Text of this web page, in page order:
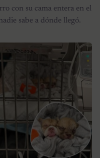
con su cama entera en el
sabe a dónde llegó.